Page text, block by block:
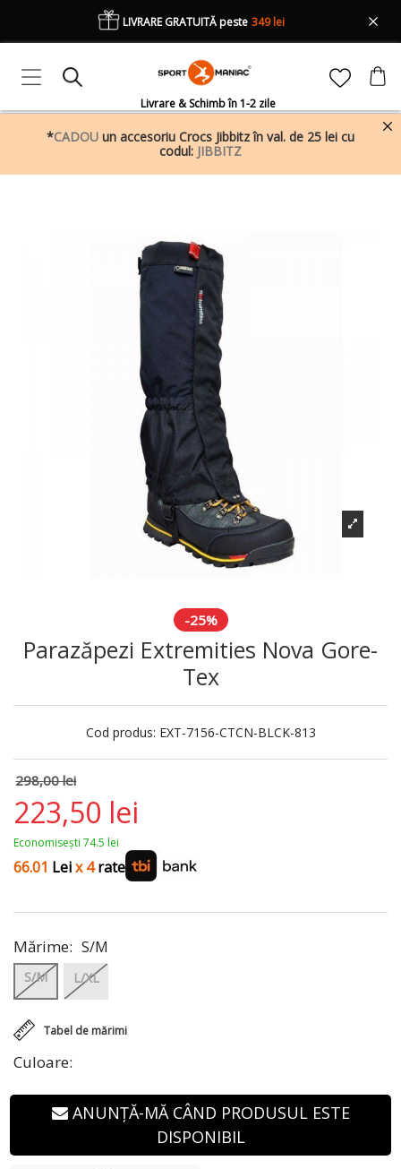
Livrare & Schimb în 1-2 zile
LIVRARE GRATUITĂ peste 349 lei
*CADOU un accesoriu Crocs Jibbitz în val. de 25 lei cu
codul: JIBBITZ
-25%
Parazăpezi Extremities Nova Gore-
Tex
Cod produs: EXT-7156-CTCN-BLCK-813
223,50 lei
298,00 lei
Economisești 74.5 lei
66.01 Leix 4rate
Culoare:
Tabel de mărimi
Mărime: S/M
S/M L/XL
ANUNȚĂ-MĂ CÂND PRODUSUL ESTE
DISPONIBIL